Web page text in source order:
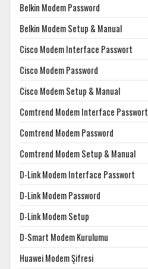
Belkin Modem Password
Belkin Modem Setup & Manual
Cisco Modem Interface Passwort
Cisco Modem Password
Cisco Modem Setup & Manual
Comtrend Modem Interface Passwort
Comtrend Modem Password
Comtrend Modem Setup & Manual
D-Link Modem Interface Passwort
D-Link Modem Password
D-Link Modem Setup
D-Smart Modem Kurulumu
Huawei Modem Şifresi